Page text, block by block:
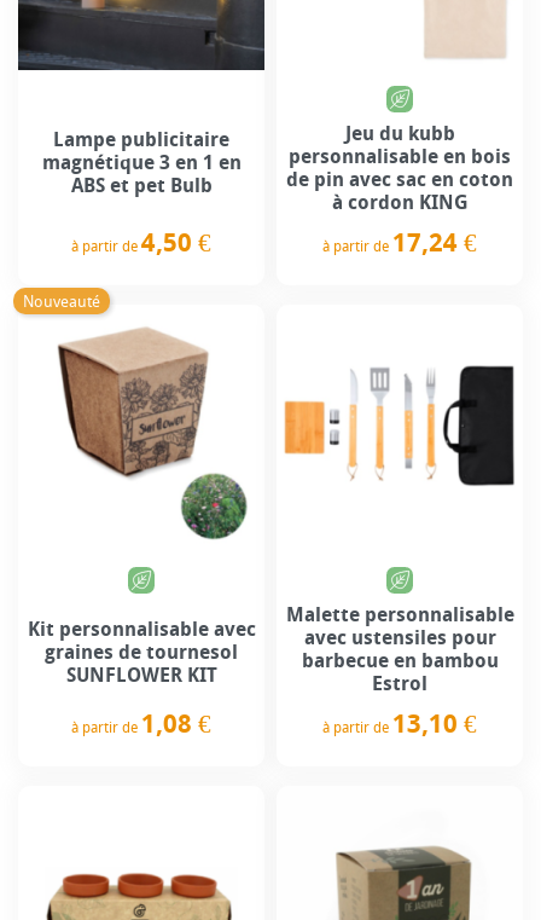
Lampe publicitaire
magnétique 3 en 1 en
ABS et pet Bulb
à partir de 4,50 €
Jeu du kubb
personnalisable en bois
de pin avec sac en coton
à cordon KING
à partir de 17,24 €
Nouveauté
Kit personnalisable avec
graines de tournesol
SUNFLOWER KIT
à partir de 1,08 €
Malette personnalisable
avec ustensiles pour
barbecue en bambou
Estrol
à partir de 13,10 €